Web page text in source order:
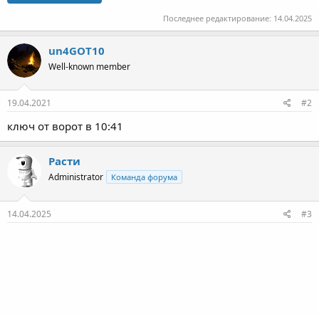
Последнее редактирование: 14.04.2025
un4GOT10
Well-known member
19.04.2021 #2
ключ от ворот в 10:41
Расти
Administrator Команда форума
14.04.2025 #3